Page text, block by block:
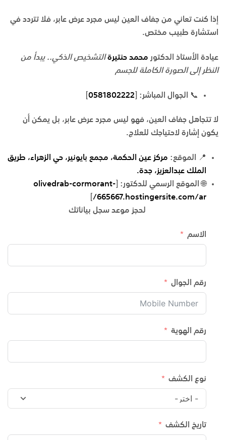
إذا كنت تعاني من جفاف العين ليس مجرد عرض عابر، فلا تتردد في
استشارة طبيب مختص.
عيادة الأستاذ الدكتور محمد حنتيرة التشخيص الذكي.. يبدأ من
النظر إلى الصورة الكاملة للجسم
📞 الجوال المباشر :
0581802222
لا تتجاهل جفاف العين، فهو ليس مجرد عرض عابر، بل يمكن أن
يكون إشارة لاحتياجك للعلاج.
📍 الموقع: مركز عين الحكمة، مجمع بايونير، حي الزهراء، طريق
الملك عبدالعزيز، جدة.
🌐 الموقع الرسمي للدكتور :
olivedrab-cormorant-
665667.hostingersite.com/ar/
لحجز موعد سجل بياناتك
الاسم
رقم الجوال
رقم الهوية
نوع الكشف
تاريخ الكشف